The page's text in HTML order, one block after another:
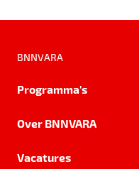
BNNVARA
Programma's
Over BNNVARA
Vacatures